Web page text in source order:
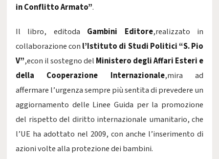
in Conflitto Armato”.
Il libro, editoda Gambini Editore,realizzato in
collaborazione con l’Istituto di Studi Politici “S. Pio
V”,econ il sostegno del Ministero degli Affari Esteri e
della Cooperazione Internazionale,mira ad
affermare l’urgenza sempre più sentita di prevedere un
aggiornamento delle Linee Guida per la promozione
del rispetto del diritto internazionale umanitario, che
l’UE ha adottato nel 2009, con anche l’inserimento di
azioni volte alla protezione dei bambini.